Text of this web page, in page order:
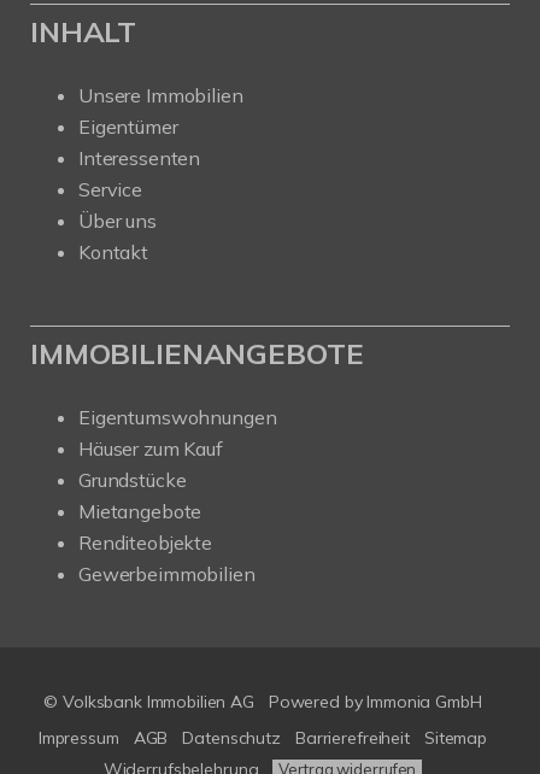
INHALT
Unsere Immobilien
Eigentümer
Interessenten
Service
Über uns
Kontakt
IMMOBILIENANGEBOTE
Eigentumswohnungen
Häuser zum Kauf
Grundstücke
Mietangebote
Renditeobjekte
Gewerbeimmobilien
© Volksbank Immobilien AG
Powered by Immonia GmbH
Impressum
AGB Datenschutz Barrierefreiheit
Sitemap
Widerrufsbelehrung
Vertrag widerrufen